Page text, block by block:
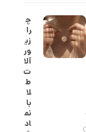
چ
را
زی
ور
آلا
ت
ط
لا
با
نم
اد
ا
ل
ک
د
C
R
8
9
0
و
م
ا
ن